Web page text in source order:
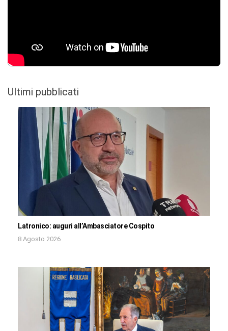
Ultimi pubblicati
Latronico: auguri all’Ambasciatore Cospito
8 Agosto 2026